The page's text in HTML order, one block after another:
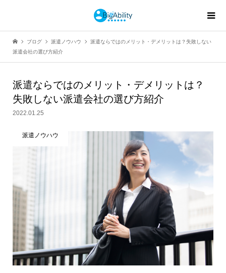
ブログ 派遣ノウハウ
派遣ならではのメリット・デメリットは？失敗しない
派遣会社の選び方紹介
派遣ならではのメリット・デメリットは？
失敗しない派遣会社の選び方紹介
2022.01.25
派遣ノウハウ